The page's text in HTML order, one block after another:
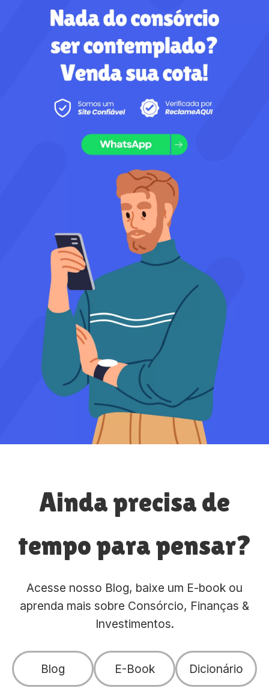
Ainda precisa de
tempo para pensar?
Acesse nosso Blog, baixe um E-book ou
aprenda mais sobre Consórcio, Finanças &
Investimentos.
Blog E-Book Dicionário